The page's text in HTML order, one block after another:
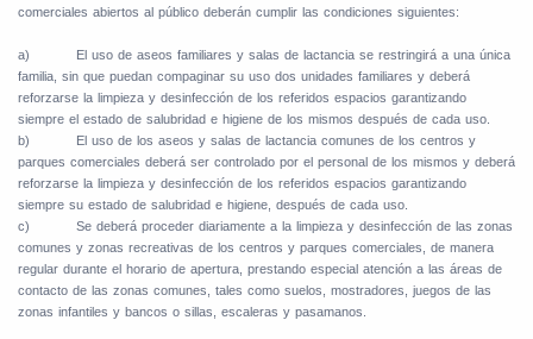
comerciales abiertos al público deberán cumplir las condiciones siguientes:
a)
El uso de aseos familiares y salas de lactancia se restringirá a una única
familia, sin que puedan compaginar su uso dos unidades familiares y deberá
reforzarse la limpieza y desinfección de los referidos espacios garantizando
siempre el estado de salubridad e higiene de los mismos después de cada uso.
b)
El uso de los aseos y salas de lactancia comunes de los centros y
parques comerciales deberá ser controlado por el personal de los mismos y deberá
reforzarse la limpieza y desinfección de los referidos espacios garantizando
siempre su estado de salubridad e higiene, después de cada uso.
c)
Se deberá proceder diariamente a la limpieza y desinfección de las zonas
comunes y zonas recreativas de los centros y parques comerciales, de manera
regular durante el horario de apertura, prestando especial atención a las áreas de
contacto de las zonas comunes, tales como suelos, mostradores, juegos de las
zonas infantiles y bancos o sillas, escaleras y pasamanos.